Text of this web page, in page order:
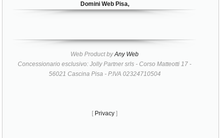
Domini Web Pisa,
Web Product byAny Web
Concessionario esclusivo: Jolly Partner srls - Corso Matteotti 17 -
56021 Cascina Pisa - P.IVA 02324710504
[ Privacy ]